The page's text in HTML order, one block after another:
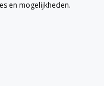
en mogelijkheden.
weg.
auto’s door, de
geval is er geen
kunnen remmen